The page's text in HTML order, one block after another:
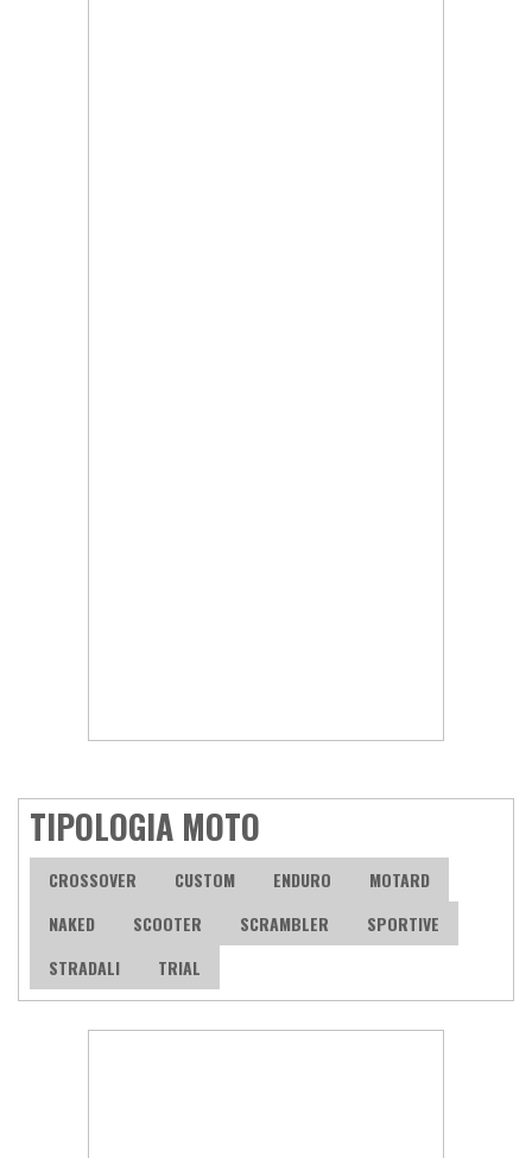
TIPOLOGIA MOTO
CROSSOVER CUSTOM ENDURO
MOTARD
NAKED
SCOOTER SCRAMBLER
SPORTIVE
STRADALI
TRIAL